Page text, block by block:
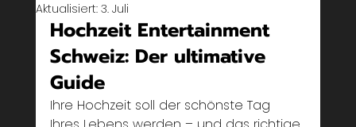
Aktualisiert: 3. Juli
Hochzeit Entertainment
Schweiz: Der ultimative
Guide
Ihre Hochzeit soll der schönste Tag